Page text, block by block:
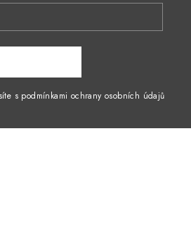
s podmínkami ochrany osobních údajů